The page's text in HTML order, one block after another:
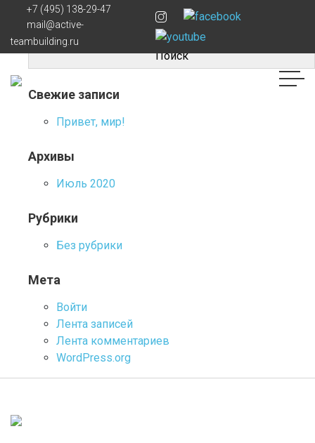
+7 (495) 138-29-47
mail@active-
teambuilding.ru
Навигация
записям
Владимир
Найти:
Свежие записи
Привет, мир!
Архивы
Июль 2020
Рубрики
Без рубрики
Мета
Войти
Лента записей
Лента комментариев
WordPress.org